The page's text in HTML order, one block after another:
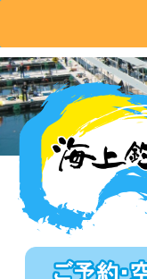
コ
ン
テ
ン